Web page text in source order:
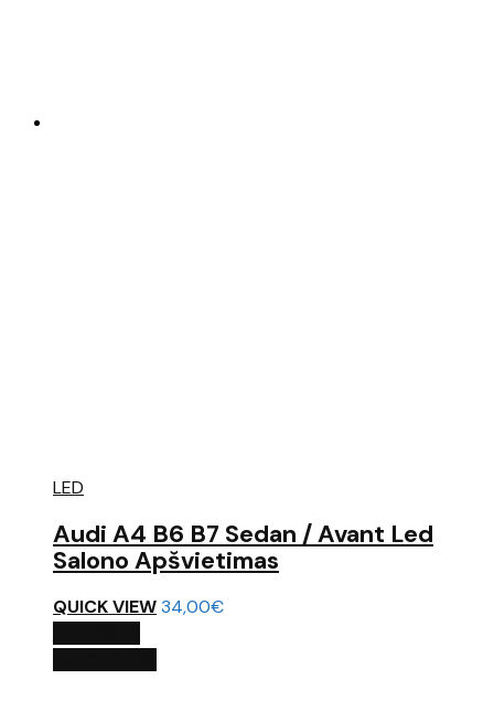
LED
Audi A4 B6 B7 Sedan / Avant Led
Salono Apšvietimas
QUICK VIEW34,00€